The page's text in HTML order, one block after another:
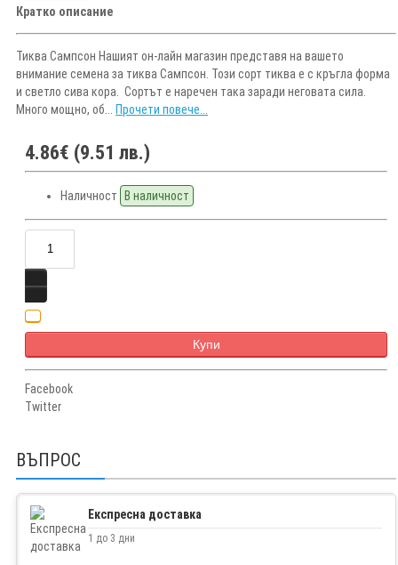
Кратко описание
Тиква Сампсон Нашият он-лайн магазин представя на вашето
внимание семена за тиква Сампсон. Този сорт тиква е с кръгла форма
и светло сива кора. Сортът е наречен така заради неговата сила.
Много мощно, об... Прочети повече...
4.86€ (9.51 лв.)
Наличност В наличност
Купи
Facebook
Twitter
ВЪПРОС
Експресна доставка
1 до 3 дни